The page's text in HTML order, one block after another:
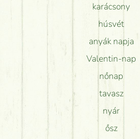
karácsony
húsvét
anyák napja
Valentin-nap
nőnap
tavasz
nyár
ősz